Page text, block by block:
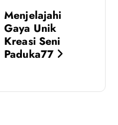
Menjelajahi
Gaya Unik
Kreasi Seni
Paduka77